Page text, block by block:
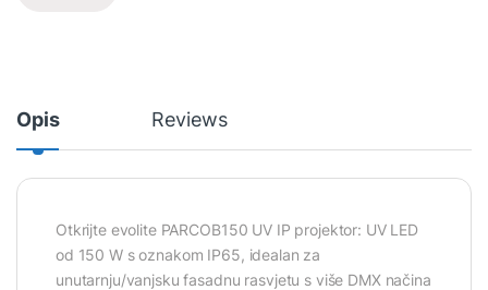
Opis Reviews
Otkrijte evolite PARCOB150 UV IP projektor: UV LED
od 150 W s oznakom IP65, idealan za
unutarnju/vanjsku fasadnu rasvjetu s više DMX načina